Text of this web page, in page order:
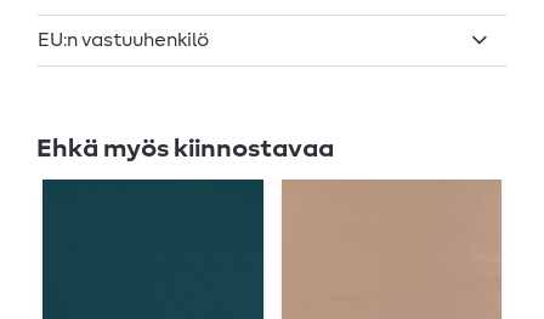
EU:n vastuuhenkilö
Ehkä myös kiinnostavaa